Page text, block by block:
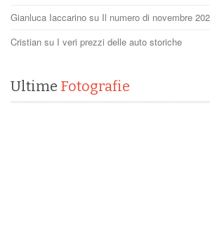
Gianluca Iaccarino su Il numero di novembre
Cristian su I veri prezzi delle auto storiche
Ultime Fotografie